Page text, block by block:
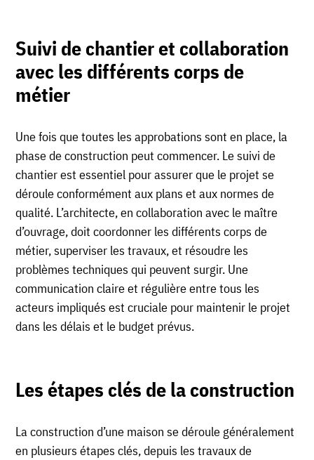
Suivi de chantier et collaboration
avec les différents corps de
métier
Une fois que toutes les approbations sont en place, la
phase de construction peut commencer. Le suivi de
chantier est essentiel pour assurer que le projet se
déroule conformément aux plans et aux normes de
qualité. L’architecte, en collaboration avec le maître
d’ouvrage, doit coordonner les différents corps de
métier, superviser les travaux, et résoudre les
problèmes techniques qui peuvent surgir. Une
communication claire et régulière entre tous les
acteurs impliqués est cruciale pour maintenir le projet
dans les délais et le budget prévus.
Les étapes clés de la construction
La construction d’une maison se déroule généralement
en plusieurs étapes clés, depuis les travaux de